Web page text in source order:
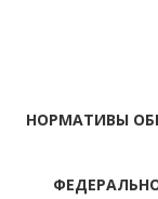
НОРМАТИВЫ